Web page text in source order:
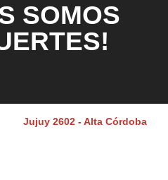
SOMOS
Jujuy 2602 - Alta Córdoba